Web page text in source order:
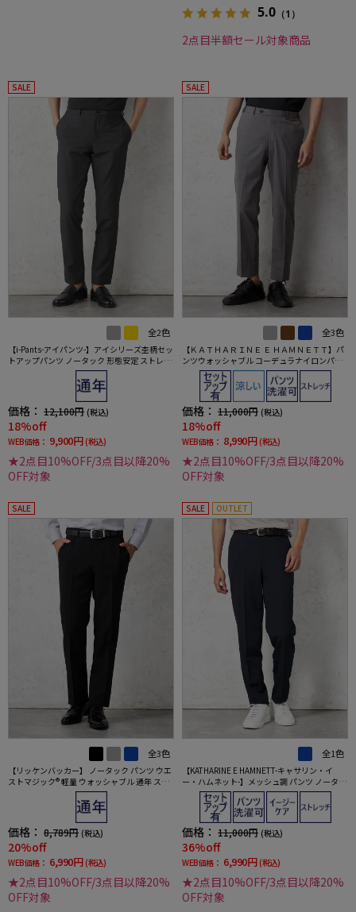
5.0 （1）
2点目半額セール対象商品
SALE
全2色
【i-Pants-アイパンツ-】アイシリーズ杢柄セッ
トアップパンツ ノータック 形態安定 ストレッ
チ 軽量 ウォッシャブル 通年
価格： 12,100円 (税込)
18%off
WEB価格： 9,900円 (税込)
★2点目10%OFF/3点目以降20%
OFF対象
SALE
全3色
【ＫＡＴＨＡＲＩＮＥ Ｅ ＨＡＭＮＥＴＴ】パ
ンツウォッシャブル コーデュラナイロンパン
ツ セットアップ対応 春夏
価格： 11,000円 (税込)
18%off
WEB価格： 8,990円 (税込)
★2点目10%OFF/3点目以降20%
OFF対象
SALE
全3色
【リッケンバッカー】 ノータック パンツ ウエ
ストマジック® 軽量 ウォッシャブル 通年 スト
価格： 8,789円 (税込)
20%off
WEB価格： 6,990円 (税込)
★2点目10%OFF/3点目以降20%
OFF対象
SALE OUTLET
全1色
【KATHARINE E HAMNETT-キャサリン・イ
ー・ハムネット-】メッシュ調 パンツ ノータッ
ク【セットアップ商品有】軽量 イージーケア
ネイビー 無地 春夏
価格： 11,000円 (税込)
36%off
WEB価格： 6,990円 (税込)
★2点目10%OFF/3点目以降20%
OFF対象